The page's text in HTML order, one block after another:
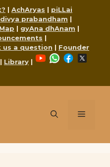
| AchAryas | piLLai
divya prabandham |
| gyAna dhAnam |
|
us a question | Founder
| Library |
YouTubeWhatsApp
Facebook
Menu